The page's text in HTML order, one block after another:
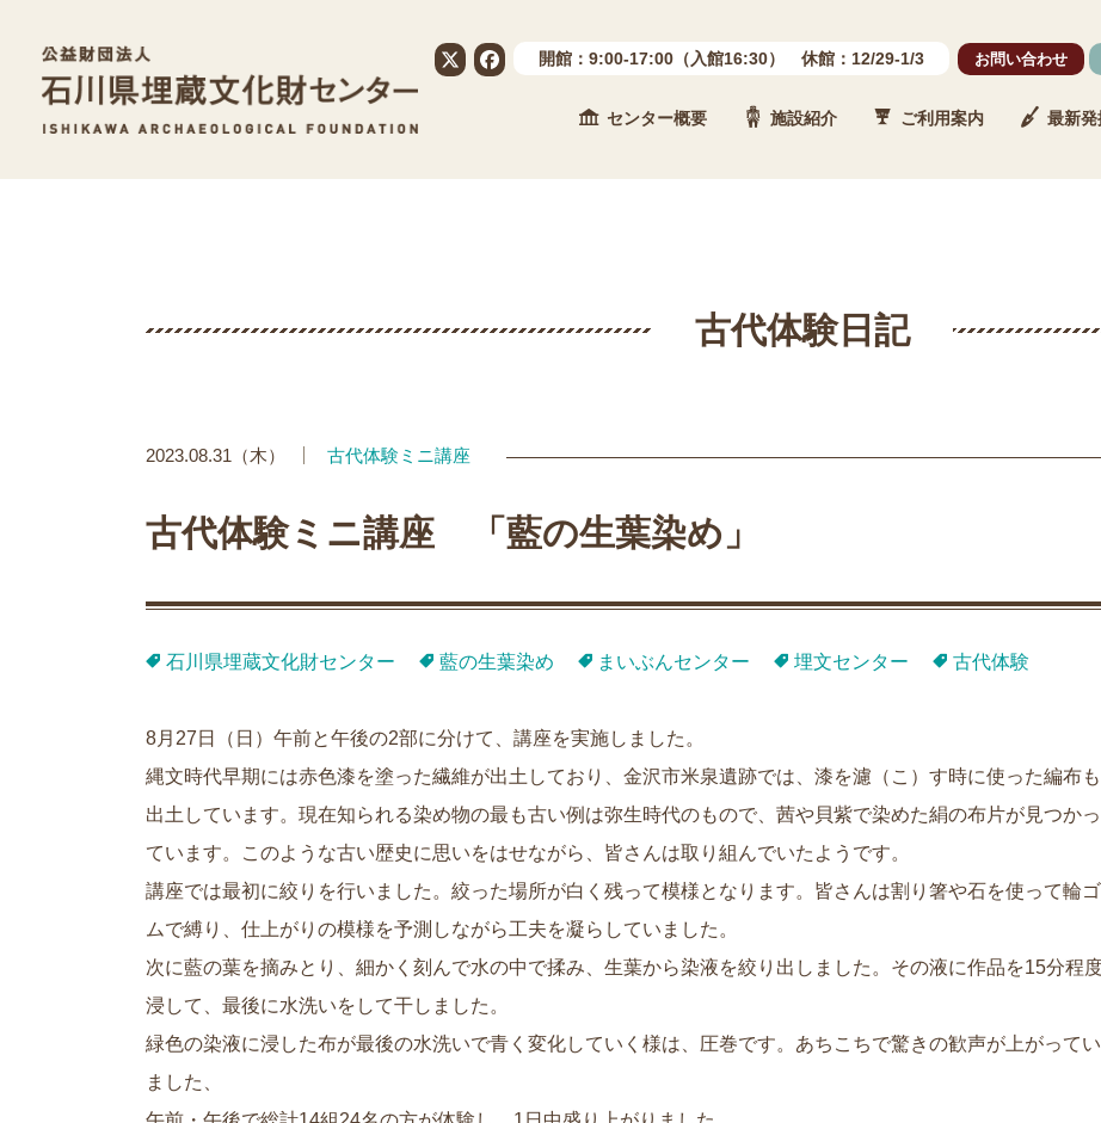
公益財団法人 石川県埋蔵文化財センター
開館：9:00-17:00（入館16:30） 休館：12/29-1/3 お問い合わせ
センター概要 施設紹介 ご利用案内 最新発
古代体験日記
2023.08.31（木） 古代体験ミニ講座
古代体験ミニ講座 「藍の生葉染め」
石川県埋蔵文化財センター 藍の生葉染め まいぶんセンター 埋文センター 古代体験
8月27日（日）午前と午後の2部に分けて、講座を実施しました。
縄文時代早期には赤色漆を塗った繊維が出土しており、金沢市米泉遺跡では、漆を濾（こ）す時に使った編布も
出土しています。現在知られる染め物の最も古い例は弥生時代のもので、茜や貝紫で染めた絹の布片が見つかっ
ています。このような古い歴史に思いをはせながら、皆さんは取り組んでいたようです。
講座では最初に絞りを行いました。絞った場所が白く残って模様となります。皆さんは割り箸や石を使って輪ゴ
ムで縛り、仕上がりの模様を予測しながら工夫を凝らしていました。
次に藍の葉を摘みとり、細かく刻んで水の中で揉み、生葉から染液を絞り出しました。その液に作品を15分程
浸して、最後に水洗いをして干しました。
緑色の染液に浸した布が最後の水洗いで青く変化していく様は、圧巻です。あちこちで驚きの歓声が上がってい
ました、